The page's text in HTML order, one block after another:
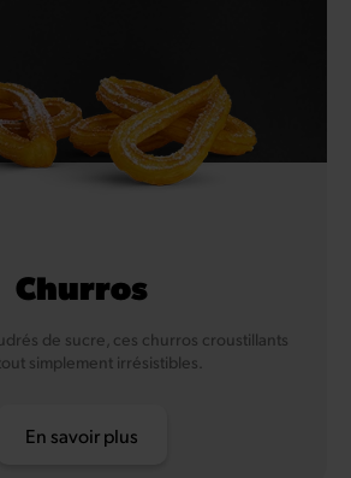
Churros
de sucre, ces churros croustillants
simplement irrésistibles.
En savoir plus